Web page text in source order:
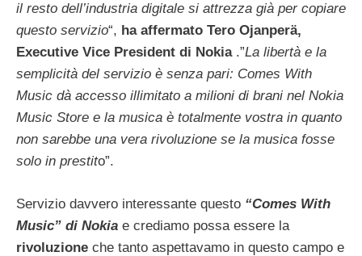
il resto dell’industria digitale si attrezza già per copiare
questo servizio“, ha affermato Tero Ojanperä,
Executive Vice President di Nokia.”La libertà e la
semplicità del servizio è senza pari: Comes With
Music dà accesso illimitato a milioni di brani nel Nokia
Music Store e la musica è totalmente vostra in quanto
non sarebbe una vera rivoluzione se la musica fosse
solo in prestito”.
Servizio davvero interessante questo “Comes With
Music” di Nokia e crediamo possa essere la
rivoluzione che tanto aspettavamo in questo campo e